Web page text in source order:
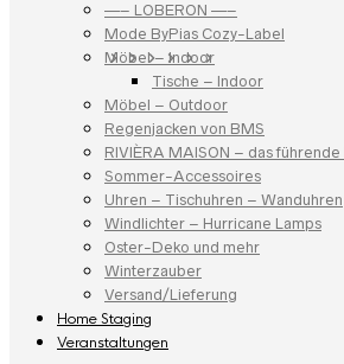
—– LOBERON —–
Mode ByPias Cozy-Label
Möbel – Indoor
Tische – Indoor
Möbel – Outdoor
Regenjacken von BMS
RIVIÈRA MAISON – das
Sommer-Accessoires
Uhren – Tischuhren – Wanduhren
Windlichter – Hurricane Lamps
Oster-Deko und mehr
Winterzauber
Versand/Lieferung
Home Staging
Veranstaltungen